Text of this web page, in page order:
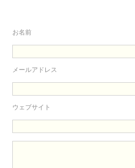
お名前
メールアドレス
ウェブサイト